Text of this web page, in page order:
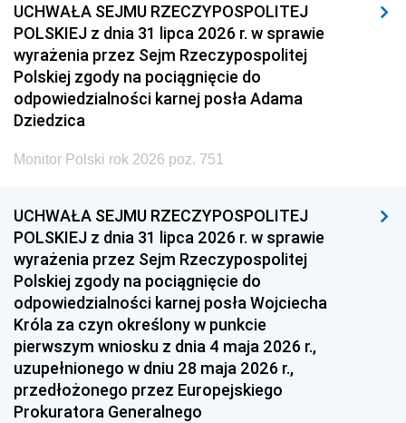
UCHWAŁA SEJMU RZECZYPOSPOLITEJ
POLSKIEJ z dnia 31 lipca 2026 r. w sprawie
wyrażenia przez Sejm Rzeczypospolitej
Polskiej zgody na pociągnięcie do
odpowiedzialności karnej posła Adama
Dziedzica
Monitor Polski rok 2026 poz. 751
UCHWAŁA SEJMU RZECZYPOSPOLITEJ
POLSKIEJ z dnia 31 lipca 2026 r. w sprawie
wyrażenia przez Sejm Rzeczypospolitej
Polskiej zgody na pociągnięcie do
odpowiedzialności karnej posła Wojciecha
Króla za czyn określony w punkcie
pierwszym wniosku z dnia 4 maja 2026 r.,
uzupełnionego w dniu 28 maja 2026 r.,
przedłożonego przez Europejskiego
Prokuratora Generalnego